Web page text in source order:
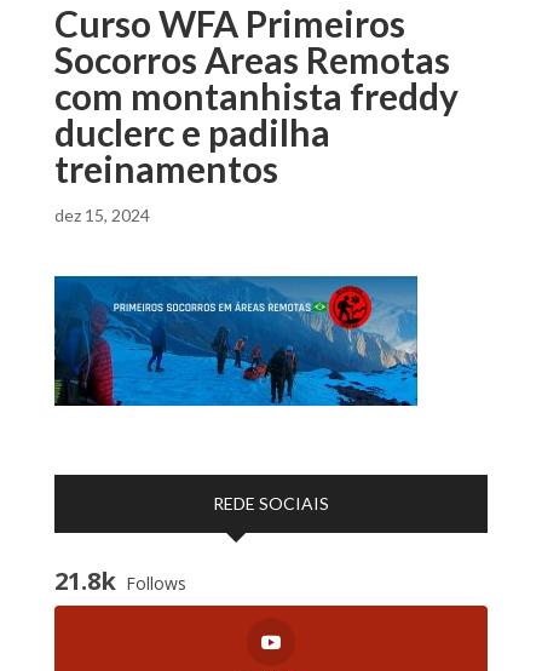
Curso WFA Primeiros
Socorros Areas Remotas
com montanhista freddy
duclerc e padilha
treinamentos
dez 15, 2024
REDE SOCIAIS
21.8k Follows